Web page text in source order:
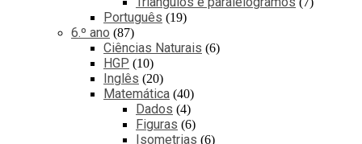
Português 19
6.º ano 87
Ciências Naturais 6
HGP 10
Inglês 20
Matemática 40
Dados 4
Figuras 6
Isometrias 6